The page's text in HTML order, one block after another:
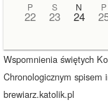
P
22
S
23
N
24
P
Wspomnienia świętych
Chronologicznym spisem
brewiarz.katolik.pl